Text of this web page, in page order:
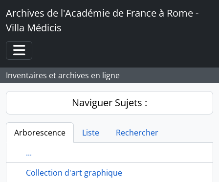
Skip to main content
Archives de l'Académie de France à Rome -
Villa Médicis
Toggle navigation
Inventaires et archives en ligne
Naviguer Sujets :
Arborescence Liste
Rechercher
...
Collection d'art graphique